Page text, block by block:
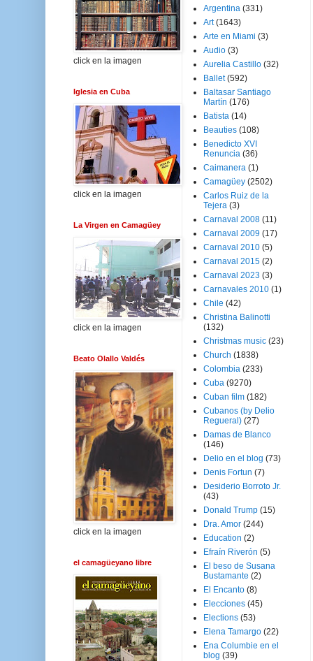
click en la imagen
Iglesia en Cuba
click en la imagen
La Virgen en Camagüey
click en la imagen
Beato Olallo Valdés
click en la imagen
el camagüeyano libre
Argentina (331)
Art (1643)
Arte en Miami (3)
Audio (3)
Aurelia Castillo (32)
Ballet (592)
Baltasar Santiago
Martín (176)
Batista (14)
Beauties (108)
Benedicto XVI
Renuncia (36)
Caimanera (1)
Camagüey (2502)
Carlos Ruiz de la
Tejera (3)
Carnaval 2008 (11)
Carnaval 2009 (17)
Carnaval 2010 (5)
Carnaval 2015 (2)
Carnaval 2023 (3)
Carnavales 2010 (1)
Chile (42)
Christina Balinotti
(132)
Christmas music (23)
Church (1838)
Colombia (233)
Cuba (9270)
Cuban film (182)
Cubanos (by Delio
Regueral) (27)
Damas de Blanco
(146)
Delio en el blog (73)
Denis Fortun (7)
Desiderio Borroto Jr.
(43)
Donald Trump (15)
Dra. Amor (244)
Education (2)
Efraín Riverón (5)
El beso de Susana
Bustamante (2)
El Encanto (8)
Elecciones (45)
Elections (53)
Elena Tamargo (22)
Ena Columbie en el
blog (39)